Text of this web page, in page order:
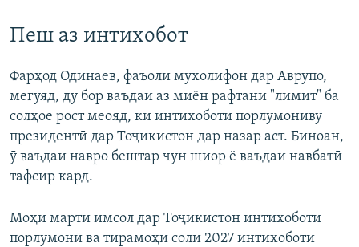
Пеш аз интихобот
Фарҳод Одинаев, фаъоли мухолифон дар Аврупо,
мегӯяд, ду бор ваъдаи аз миён рафтани "лимит" ба
солҳое рост меояд, ки интихоботи порлумониву
президентӣ дар Тоҷикистон дар назар аст. Биноан,
ӯ ваъдаи навро бештар чун шиор ё ваъдаи навбатӣ
тафсир кард.
Моҳи марти имсол дар Тоҷикистон интихоботи
порлумонӣ ва тирамоҳи соли 2027 интихоботи